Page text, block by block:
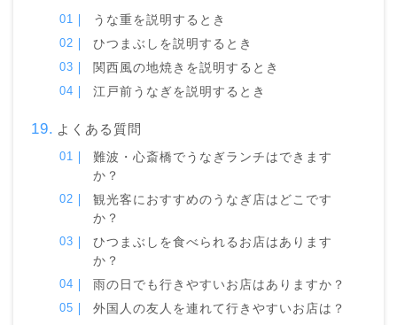
うな重を説明するとき
ひつまぶしを説明するとき
関西風の地焼きを説明するとき
江戸前うなぎを説明するとき
よくある質問
難波・心斎橋でうなぎランチはできます
か？
観光客におすすめのうなぎ店はどこです
か？
ひつまぶしを食べられるお店はあります
か？
雨の日でも行きやすいお店はありますか？
外国人の友人を連れて行きやすいお店は？